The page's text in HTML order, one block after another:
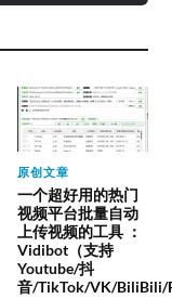
原创文章
一个超好用的热门
视频平台批量自动
上传视频的工具 ：
Vidibot（支持
Youtube/抖
音/TikTok/VK/BiliBili/